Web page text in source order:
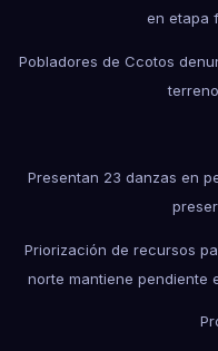
en etapa
Pobladores de Ccotos
Presentan 23 danzas en
Priorización de recursos
norte mantiene pendiente